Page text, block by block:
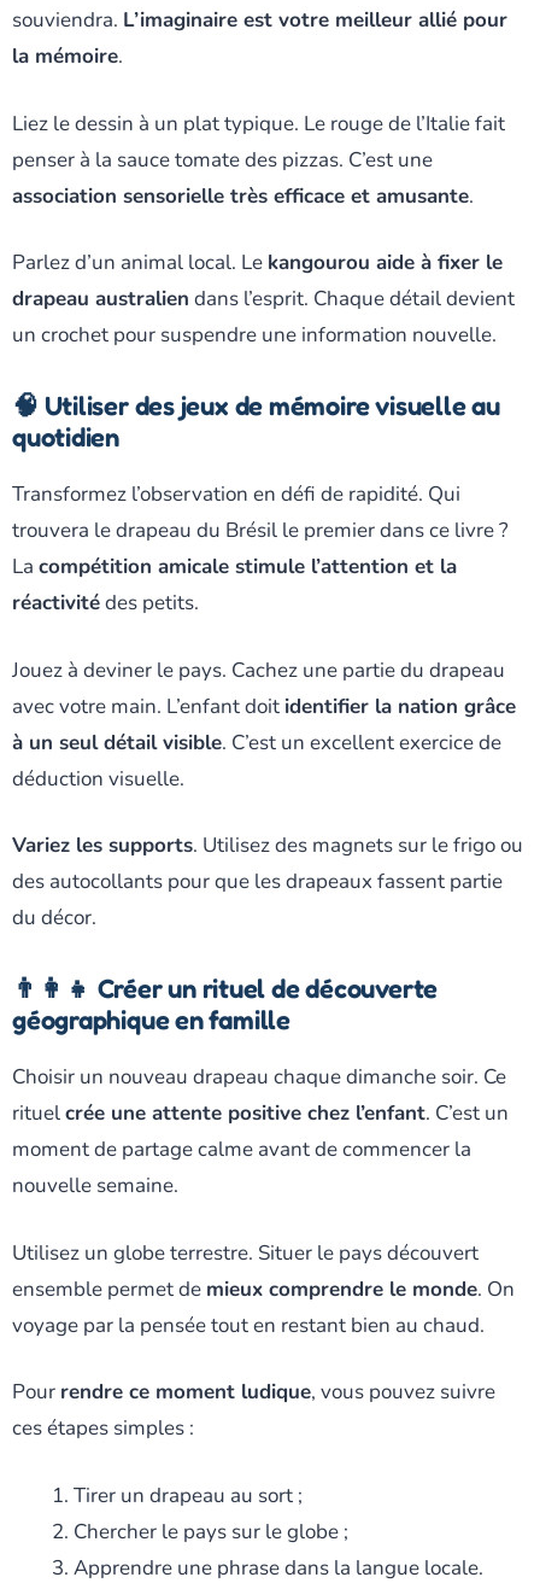
souviendra. L’imaginaire est votre meilleur allié pour
la mémoire.
Liez le dessin à un plat typique. Le rouge de l’Italie fait
penser à la sauce tomate des pizzas. C’est une
association sensorielle très efficace et amusante.
Parlez d’un animal local. Le kangourou aide à fixer le
drapeau australien dans l’esprit. Chaque détail devient
un crochet pour suspendre une information nouvelle.
🧠 Utiliser des jeux de mémoire visuelle au
quotidien
Transformez l’observation en défi de rapidité. Qui
trouvera le drapeau du Brésil le premier dans ce livre ?
La compétition amicale stimule l’attention et la
réactivitédes petits.
Jouez à deviner le pays. Cachez une partie du drapeau
avec votre main. L’enfant doit identifier la nation grâce
à un seul détail visible. C’est un excellent exercice de
déduction visuelle.
Variez les supports. Utilisez des magnets sur le frigo ou
des autocollants pour que les drapeaux fassent partie
du décor.
👨‍👩‍👧 Créer un rituel de découverte
géographique en famille
Choisir un nouveau drapeau chaque dimanche soir. Ce
rituelcrée une attente positive chez l’enfant. C’est un
moment de partage calme avant de commencer la
nouvelle semaine.
Utilisez un globe terrestre. Situer le pays découvert
ensemble permet de mieux comprendre le monde. On
voyage par la pensée tout en restant bien au chaud.
Pour rendre ce moment ludique, vous pouvez suivre
ces étapes simples :
Tirer un drapeau au sort ;
Chercher le pays sur le globe ;
Apprendre une phrase dans la langue locale.